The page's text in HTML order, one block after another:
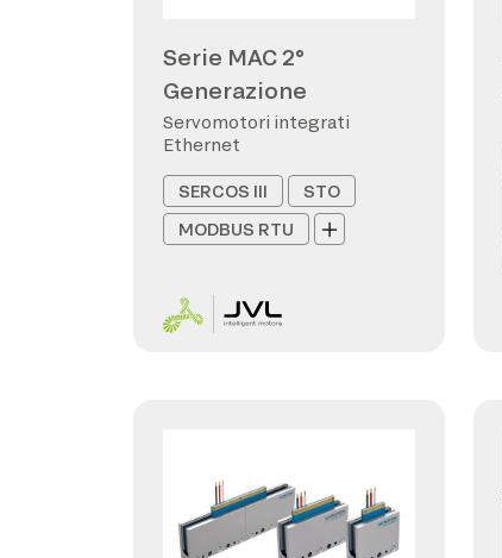
Serie MAC 2°
Generazione
Servomotori integrati
Ethernet
SERCOS III
STO
MODBUS RTU